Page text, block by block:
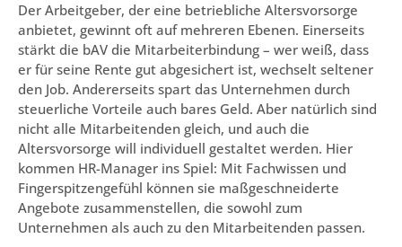
Der Arbeitgeber, der eine betriebliche Altersvorsorge
anbietet, gewinnt oft auf mehreren Ebenen. Einerseits
stärkt die bAV die Mitarbeiterbindung – wer weiß, dass
er für seine Rente gut abgesichert ist, wechselt seltener
den Job. Andererseits spart das Unternehmen durch
steuerliche Vorteile auch bares Geld. Aber natürlich sind
nicht alle Mitarbeitenden gleich, und auch die
Altersvorsorge will individuell gestaltet werden. Hier
kommen HR-Manager ins Spiel: Mit Fachwissen und
Fingerspitzengefühl können sie maßgeschneiderte
Angebote zusammenstellen, die sowohl zum
Unternehmen als auch zu den Mitarbeitenden passen.